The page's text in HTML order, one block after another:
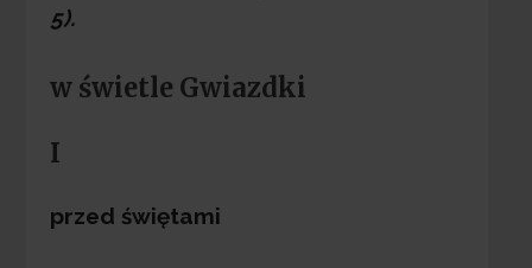
5).
w świetle Gwiazdki
I
przed świętami